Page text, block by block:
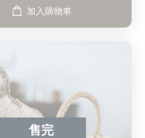
加入購物車
售完